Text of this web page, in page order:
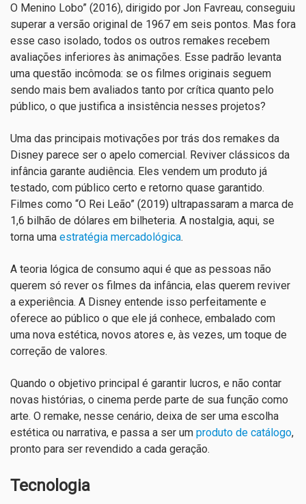
O Menino Lobo” (2016), dirigido por Jon Favreau, conseguiu
superar a versão original de 1967 em seis pontos. Mas fora
esse caso isolado, todos os outros remakes recebem
avaliações inferiores às animações. Esse padrão levanta
uma questão incômoda: se os filmes originais seguem
sendo mais bem avaliados tanto por crítica quanto pelo
público, o que justifica a insistência nesses projetos?
Uma das principais motivações por trás dos remakes da
Disney parece ser o apelo comercial. Reviver clássicos da
infância garante audiência. Eles vendem um produto já
testado, com público certo e retorno quase garantido.
Filmes como “O Rei Leão” (2019) ultrapassaram a marca de
1,6 bilhão de dólares em bilheteria. A nostalgia, aqui, se
torna uma estratégia mercadológica.
A teoria lógica de consumo aqui é que as pessoas não
querem só rever os filmes da infância, elas querem reviver
a experiência. A Disney entende isso perfeitamente e
oferece ao público o que ele já conhece, embalado com
uma nova estética, novos atores e, às vezes, um toque de
correção de valores.
Quando o objetivo principal é garantir lucros, e não contar
novas histórias, o cinema perde parte de sua função como
arte. O remake, nesse cenário, deixa de ser uma escolha
estética ou narrativa, e passa a ser um produto de catálogo,
pronto para ser revendido a cada geração.
Tecnologia